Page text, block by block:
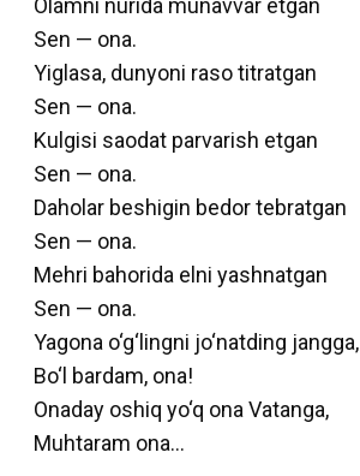
Sen — ona.
Yiglasa, dunyoni raso titratgan
Sen — ona.
Kulgisi saodat parvarish etgan
Sen — ona.
Daholar beshigin bedor tebratgan
Sen — ona.
Mehri bahorida elni yashnatgan
Sen — ona.
Yagona o‘g‘lingni jo‘natding jangga,
Bo‘l bardam, ona!
Onaday oshiq yo‘q ona Vatanga,
Muhtaram ona…